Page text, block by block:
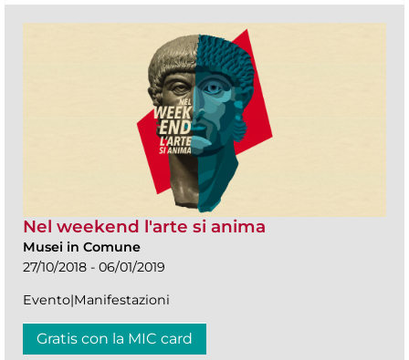
Nel weekend l'arte si anima
Musei in Comune
27/10/2018 - 06/01/2019
Evento|Manifestazioni
Gratis con la MIC card